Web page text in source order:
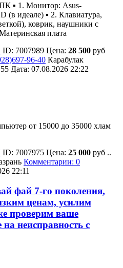
▪ 1. Монитор: Asus-
идеале) ▪ 2. Клавиатура,
коврик, наушники с
плата
ID: 7007989 Цена: 28 500 руб
96-40 Карабулак
Дата: 07.08.2026 22:22
от 15000 до 35000 хлам
ID: 7007975 Цена: 25 000 руб ..
Комментарии: 0
22:11
фай 7-го поколения,
ценам, усилим
проверим ваше
неисправность с